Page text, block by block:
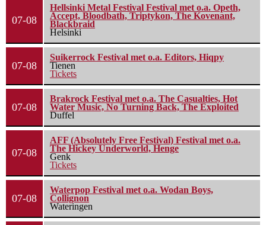
07-08
Hellsinki Metal Festival Festival met o.a. Opeth,
Accept, Bloodbath, Triptykon, The Kovenant,
Blackbraid
Helsinki
07-08
Suikerrock Festival met o.a. Editors, Hiqpy
Tienen
Tickets
07-08
Brakrock Festival met o.a. The Casualties, Hot
Water Music, No Turning Back, The Exploited
Duffel
07-08
AFF (Absolutely Free Festival) Festival met o.a.
The Hickey Underworld, Henge
Genk
Tickets
07-08
Waterpop Festival met o.a. Wodan Boys,
Collignon
Wateringen